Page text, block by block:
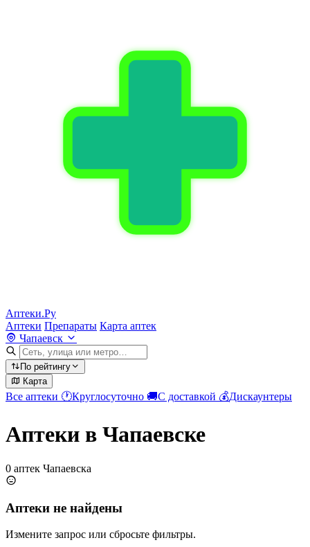
Аптеки.Ру
Аптеки Препараты Карта аптек
Чапаевск
По рейтингу
Карта
Все аптеки 🕐Круглосуточно 🚚С доставкой 💰Дискаунтеры
Аптеки в Чапаевске
0 аптек Чапаевска
Аптеки не найдены
Измените запрос или сбросьте фильтры.